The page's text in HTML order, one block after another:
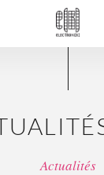
Actualités